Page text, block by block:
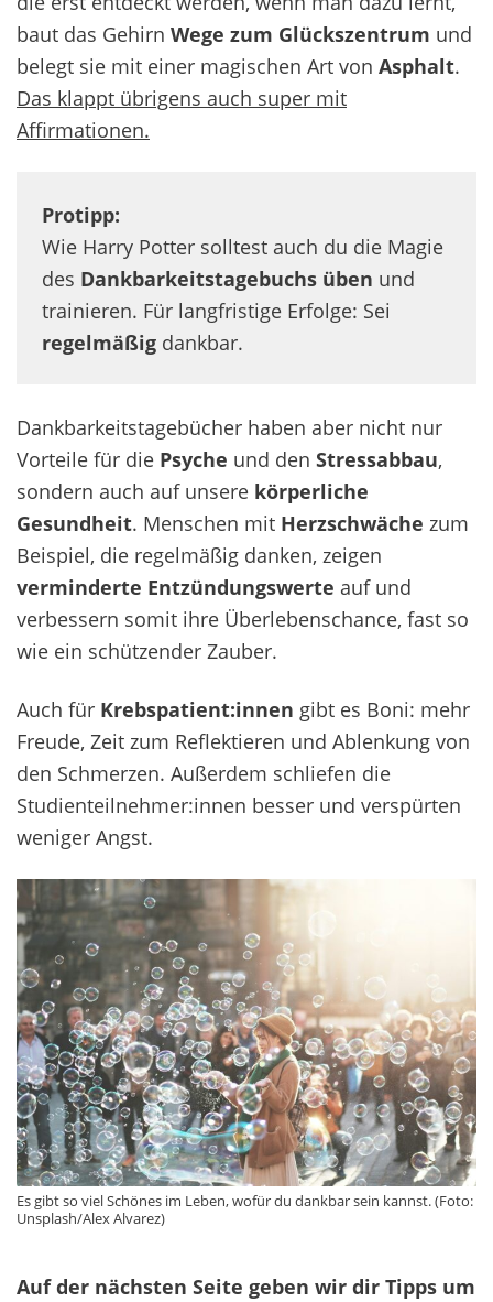
baut das Gehirn Wege zum Glückszentrum und
belegt sie mit einer magischen Art von Asphalt.
Das klappt übrigens auch super mit
Affirmationen.
Protipp:
Wie Harry Potter solltest auch du die Magie
des Dankbarkeitstagebuchs üben und
trainieren. Für langfristige Erfolge: Sei
regelmäßig dankbar.
Dankbarkeitstagebücher haben aber nicht nur
Vorteile für die Psyche und den Stressabbau,
sondern auch auf unsere körperliche
Gesundheit. Menschen mit Herzschwäche zum
Beispiel, die regelmäßig danken, zeigen
verminderte Entzündungswerte auf und
verbessern somit ihre Überlebenschance, fast so
wie ein schützender Zauber.
Auch für Krebspatient:innen gibt es Boni: mehr
Freude, Zeit zum Reflektieren und Ablenkung von
den Schmerzen. Außerdem schliefen die
Studienteilnehmer:innen besser und verspürten
weniger Angst.
Es gibt so viel Schönes im Leben, wofür du dankbar sein kannst. (Foto:
Unsplash/Alex Alvarez)
Auf der nächsten Seite geben wir dir Tipps um